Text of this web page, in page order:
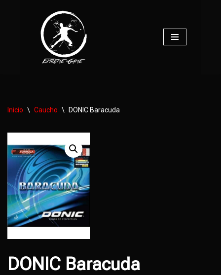
Inicio \ Caucho \ DONIC Baracuda
DONIC Baracuda